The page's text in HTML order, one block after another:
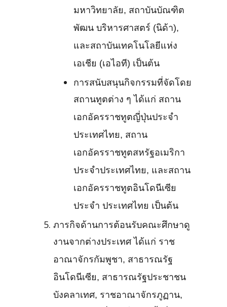
มหาวิทยาลัย, สถาบันบัณฑิต
พัฒน บริหารศาสตร์ (นิด้า),
และสถาบันเทคโนโลยีแห่ง
เอเชีย (เอไอที) เป็นต้น
การสนับสนุนกิจกรรมที่จัดโดย
สถานทูตต่าง ๆ ได้แก่ สถาน
เอกอัครราชทูตญี่ปุ่นประจำ
ประเทศไทย, สถาน
เอกอัครราชทูตสหรัฐอเมริกา
ประจำประเทศไทย, และสถาน
เอกอัครราชทูตอินโดนีเซีย
ประจำ ประเทศไทย เป็นต้น
ภารกิจด้านการต้อนรับคณะศึกษาดู
งานจากต่างประเทศ ได้แก่ ราช
อาณาจักรกัมพูชา, สาธารณรัฐ
อินโดนีเซีย, สาธารณรัฐประชาชน
บังคลาเทศ, ราชอาณาจักรภูฏาน,